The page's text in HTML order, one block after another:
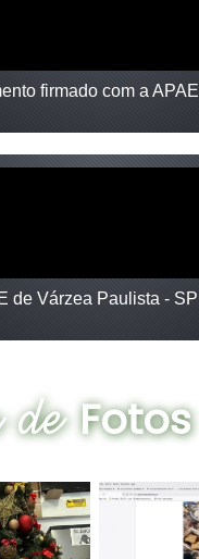
firmado com a APAE
de Várzea Paulista - SP
deFotos